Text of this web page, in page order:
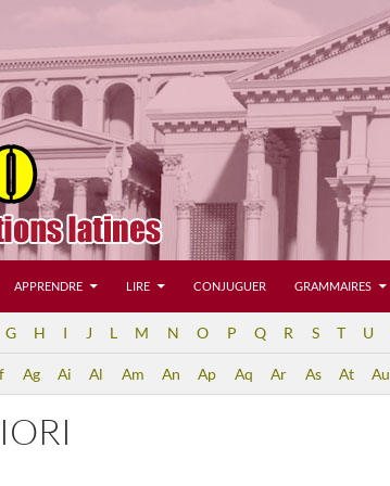
APPRENDRE LIRE CONJUGUER GRAMMAIRES
G H I J L M N O P Q R S T U
Ag Ai Al Am An Ap Aq Ar As At Au